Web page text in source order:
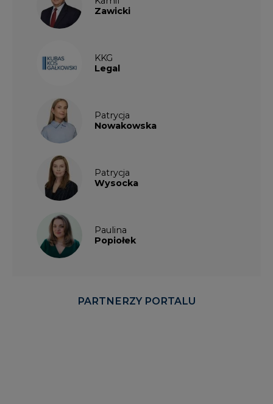
Zawicki
KKG
Legal
Patrycja
Nowakowska
Patrycja
Wysocka
Paulina
Popiołek
PARTNERZY PORTALU